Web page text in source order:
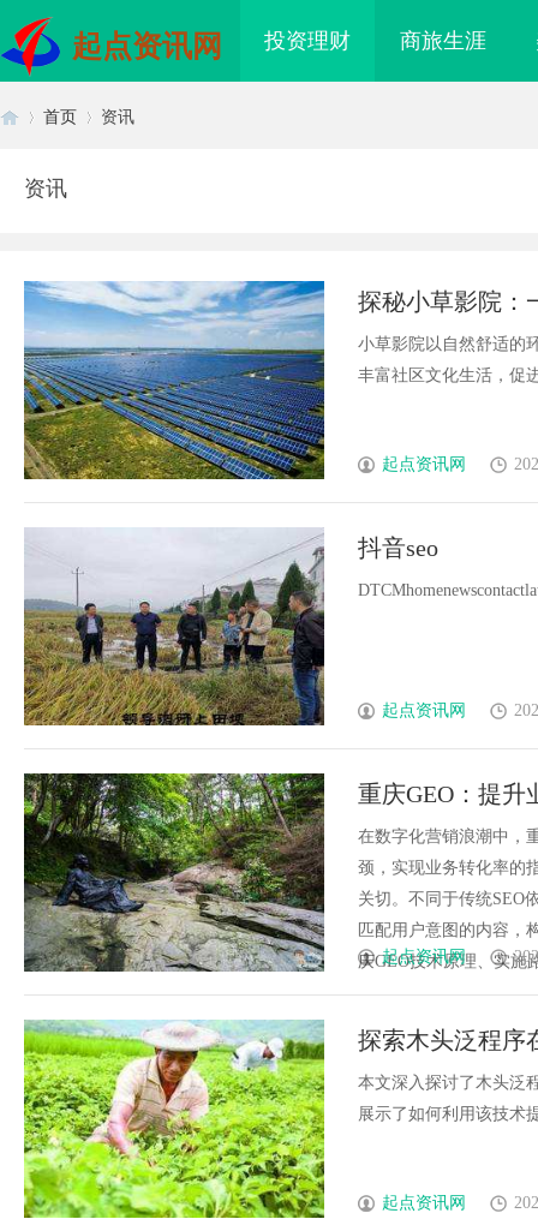
起点资讯网 投资理财 商旅生涯
首页 资讯
资讯
探秘小草影院：
小草影院以自然舒适的
丰富社区文化生活，促
起点资讯网
抖音seo
起点资讯网
重庆GEO：提升
在数字化营销浪潮中，
颈，实现业务转化率的
关切。不同于传统SEO
匹配用户意图的内容，
庆GEO技术原理、实施
起点资讯网
探索木头泛程序
本文深入探讨了木头泛
展示了如何利用该技术
起点资讯网
配眼镜 温婉灵动，一眼万年！久匠量身
的眉眼唇，才是你整张脸的点睛
笔！淡颜系女生的气质加分项